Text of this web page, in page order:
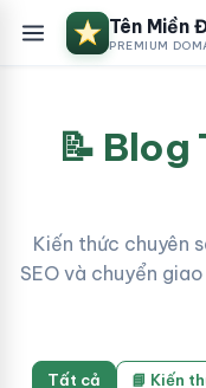
Tên Miền
PREMIUM
📝 Blog
Kiến thức chuyên
SEO và chuyển
Tất cả 📘 Kiến